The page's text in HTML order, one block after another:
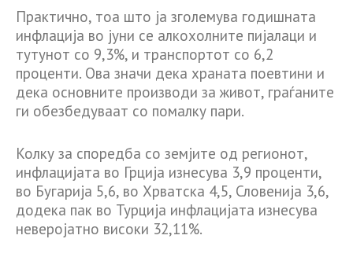
Практично, тоа што ја зголемува годишната
инфлација во јуни се алкохолните пијалаци и
тутунот со 9,3%, и транспортот со 6,2
проценти. Ова значи дека храната поевтини и
дека основните производи за живот, граѓаните
ги обезбедуваат со помалку пари.
Колку за споредба со земјите од регионот,
инфлацијата во Грција изнесува 3,9 проценти,
во Бугарија 5,6, во Хрватска 4,5, Словенија 3,6,
додека пак во Турција инфлацијата изнесува
неверојатно високи 32,11%.